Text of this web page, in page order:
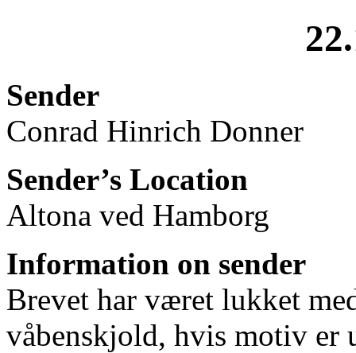
Sender
Conrad Hinrich Donner
Sender’s Location
Altona ved Hamborg
Information on sender
Brevet har været lukket
våbenskjold, hvis motiv er